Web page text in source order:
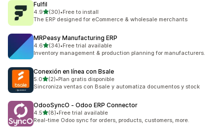
Fulfil
4.9滿分 5 顆星
(30)
共有 30 則評價
•Free to install
The ERP designed for eCommerce & wholesale merchants
MRPeasy Manufacturing ERP
4.6滿分 5 顆星
(34)
共有 34 則評價
•Free trial available
Inventory management & production planning for manufacturers.
Conexión en línea con Bsale
5.0滿分 5 顆星
(2)
共有 2 則評價
•Plan gratis disponible
Sincroniza ventas con Bsale y automatiza documentos y stock
OdooSyncO ‑ Odoo ERP Connector
4.5滿分 5 顆星
(8)
共有 8 則評價
•Free trial available
Real-time Odoo sync for orders, products, customers, more.